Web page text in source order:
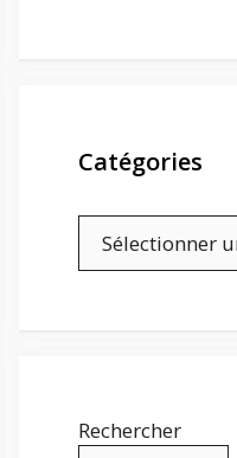
Catégories
Rechercher